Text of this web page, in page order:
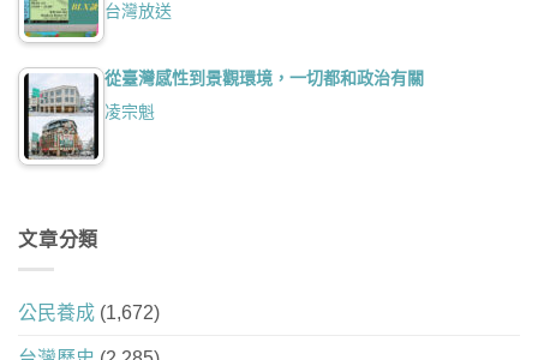
台灣放送
從臺灣感性到景觀環境，一切都和政治有關
凌宗魁
文章分類
公民養成 (1,672)